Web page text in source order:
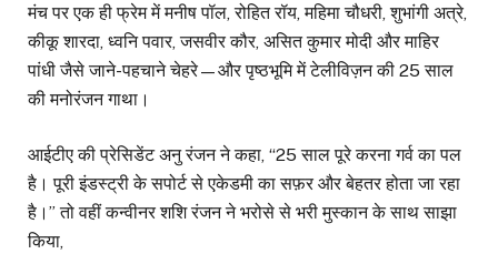
मंच पर एक ही फ्रेम में मनीष पॉल, रोहित रॉय, महिमा चौधरी, शुभांगी अत्रे,
कीकू शारदा, ध्वनि पवार, जसवीर कौर, असित कुमार मोदी और माहिर
पांधी जैसे जाने-पहचाने चेहरे—और पृष्ठभूमि में टेलीविज़न की 25 साल
की मनोरंजन गाथा।
आईटीए की प्रेसिडेंट अनु रंजन ने कहा, “25 साल पूरे करना गर्व का पल
है। पूरी इंडस्ट्री के सपोर्ट से एकेडमी का सफ़र और बेहतर होता जा रहा
है।” तो वहीं कन्वीनर शशि रंजन ने भरोसे से भरी मुस्कान के साथ साझा
किया,